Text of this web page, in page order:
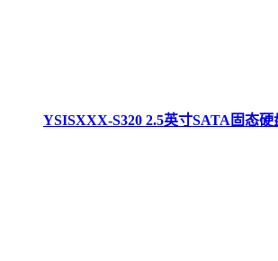
YSISXXX-S320 2.5英寸SATA固态硬